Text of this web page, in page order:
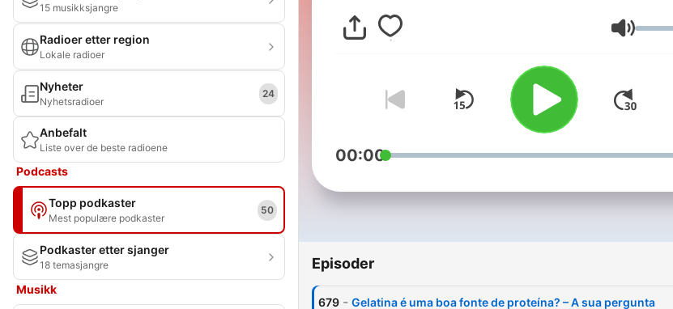
15 musikksjangre
Radioer etter region
Lokale radioer
Nyheter
Nyhetsradioer
24
Anbefalt
Liste over de beste radioene
Podcasts
Topp podkaster
Mest populære podkaster
50
Podkaster etter sjanger
18 temasjangre
Musikk
Volum
00:00
Episoder
679 - Gelatina é uma boa fonte de proteína? – A sua pergunta